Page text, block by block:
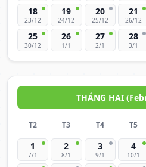
18
23/12
19
24/12
20
25/12
21
26/12
25
30/12
26
1/1
27
2/1
28
3/1
THÁNG HAI
T2 T3 T4 T5
1
7/1
2
8/1
3
9/1
4
10/1